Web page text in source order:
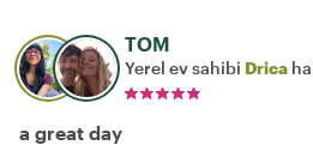
TOM
Yerel ev sahibi Drica
a great day